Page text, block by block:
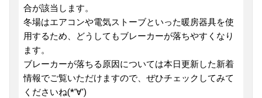
合が該当します。
冬場はエアコンや電気ストーブといった暖房器具を使
用するため、どうしてもブレーカーが落ちやすくなり
ます。
ブレーカーが落ちる原因については本日更新した新着
情報でご覧いただけますので、ぜひチェックしてみて
くださいね(*'∀')